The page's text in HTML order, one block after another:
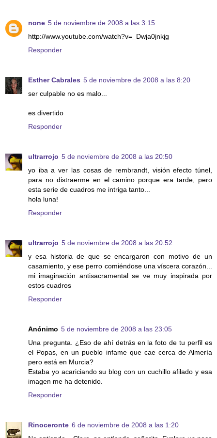
none 5 de noviembre de 2008 a las 3:15
http://www.youtube.com/watch?v=_Dwja0jnkjg
Responder
Esther Cabrales 5 de noviembre de 2008 a las 8:20
ser culpable no es malo...
es divertido
Responder
ultrarrojo 5 de noviembre de 2008 a las 20:50
yo iba a ver las cosas de rembrandt, visión efecto túnel,
para no distraerme en el camino porque era tarde, pero
esta serie de cuadros me intriga tanto...
hola luna!
Responder
ultrarrojo 5 de noviembre de 2008 a las 20:52
y esa historia de que se encargaron con motivo de un
casamiento, y ese perro comiéndose una víscera corazón...
mi imaginación antisacramental se ve muy inspirada por
estos cuadros
Responder
Anónimo 5 de noviembre de 2008 a las 23:05
Una pregunta. ¿Eso de ahí detrás en la foto de tu perfil es
el Popas, en un pueblo infame que cae cerca de Almería
pero está en Murcia?
Estaba yo acariciando su blog con un cuchillo afilado y esa
imagen me ha detenido.
Responder
Rinoceronte 6 de noviembre de 2008 a las 1:20